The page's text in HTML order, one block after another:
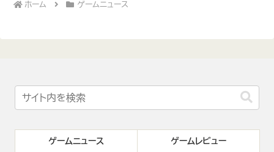
ホーム ゲームニュース
ゲームニュース ゲームレビュー